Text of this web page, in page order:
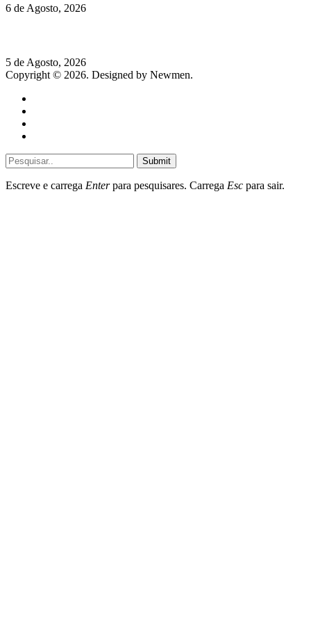
6 de Agosto, 2026
5 de Agosto, 2026
Copyright © 2026. Designed by Newmen.
Submit
Escreve e carrega Enterpara pesquisares. Carrega Esc para sair.